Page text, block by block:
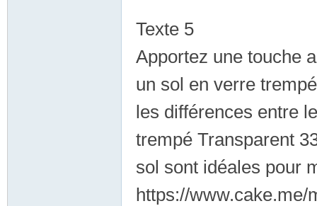
Texte 5
Apportez une touche
un sol en verre
les différences entre
trempé Transparent
sol sont idéales pour
https://www.cake.me/